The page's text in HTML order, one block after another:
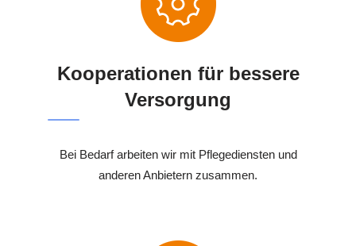
Kooperationen für bessere
Versorgung
Bei Bedarf arbeiten wir mit Pflegediensten und
anderen Anbietern zusammen.